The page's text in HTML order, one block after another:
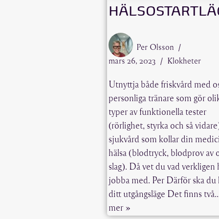
Per Olsson
mars 26, 2023
Klokheter
Utnyttja både friskvård med
personliga tränare som gör
typer av funktionella tester
(rörlighet, styrka och så
sjukvård som kollar din
hälsa (blodtryck, blodprov av
slag). Då vet du vad verkligen
jobba med. Per Därför ska du
ditt utgångsläge Det finns
mer »